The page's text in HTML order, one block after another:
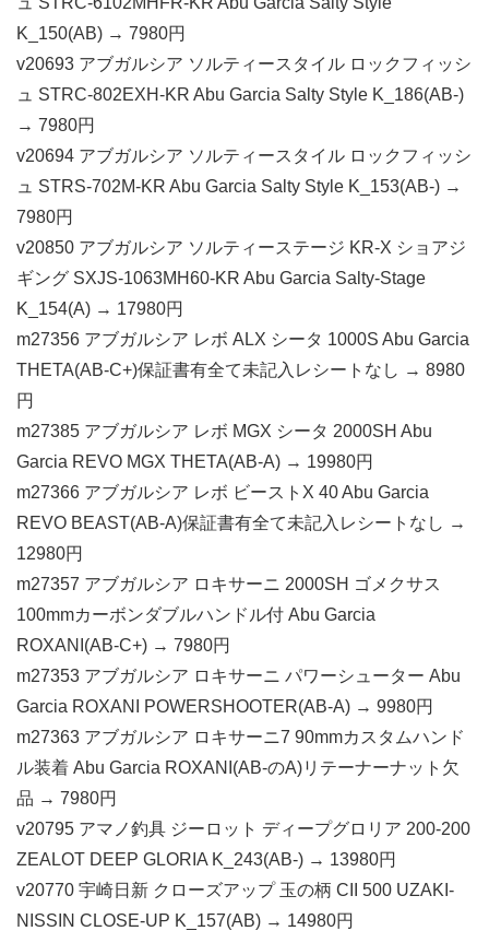
K_150(AB) → 7980円
v20693 アブガルシア ソルティースタイル ロックフィッシ
ュ STRC-802EXH-KR Abu Garcia Salty Style K_186(AB-)
→ 7980円
v20694 アブガルシア ソルティースタイル ロックフィッシ
ュ STRS-702M-KR Abu Garcia Salty Style K_153(AB-) →
7980円
v20850 アブガルシア ソルティーステージ KR-X ショアジ
ギング SXJS-1063MH60-KR Abu Garcia Salty-Stage
K_154(A) → 17980円
m27356 アブガルシア レボ ALX シータ 1000S Abu Garcia
THETA(AB-C+)保証書有全て未記入レシートなし → 8980
円
m27385 アブガルシア レボ MGX シータ 2000SH Abu
Garcia REVO MGX THETA(AB-A) → 19980円
m27366 アブガルシア レボ ビーストX 40 Abu Garcia
REVO BEAST(AB-A)保証書有全て未記入レシートなし →
12980円
m27357 アブガルシア ロキサーニ 2000SH ゴメクサス
100mmカーボンダブルハンドル付 Abu Garcia
ROXANI(AB-C+) → 7980円
m27353 アブガルシア ロキサーニ パワーシューター Abu
Garcia ROXANI POWERSHOOTER(AB-A) → 9980円
m27363 アブガルシア ロキサーニ7 90mmカスタムハンド
ル装着 Abu Garcia ROXANI(AB-のA)リテーナーナット欠
品 → 7980円
v20795 アマノ釣具 ジーロット ディープグロリア 200-200
ZEALOT DEEP GLORIA K_243(AB-) → 13980円
v20770 宇崎日新 クローズアップ 玉の柄 CII 500 UZAKI-
NISSIN CLOSE-UP K_157(AB) → 14980円